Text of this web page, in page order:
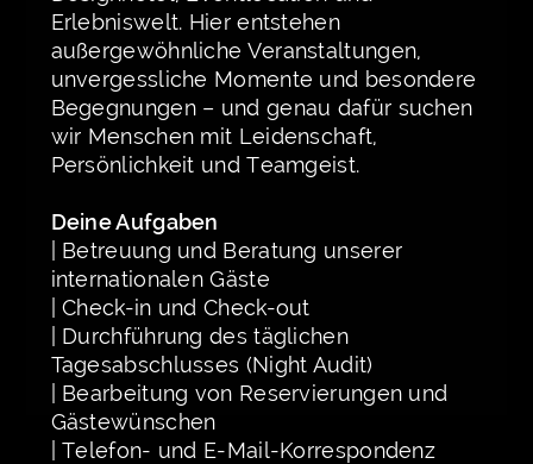
Erlebniswelt. Hier entstehen
außergewöhnliche Veranstaltungen,
unvergessliche Momente und besondere
Begegnungen – und genau dafür suchen
wir Menschen mit Leidenschaft,
Persönlichkeit und Teamgeist.
Deine Aufgaben
| Betreuung und Beratung unserer
internationalen Gäste
| Check-in und Check-out
| Durchführung des täglichen
Tagesabschlusses (Night Audit)
| Bearbeitung von Reservierungen und
Gästewünschen
| Telefon- und E-Mail-Korrespondenz